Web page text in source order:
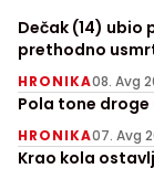
Dečak (14) ubio
prethodno
HRONIKA08. Avg
Pola tone
HRONIKA07. Avg
Krao kola